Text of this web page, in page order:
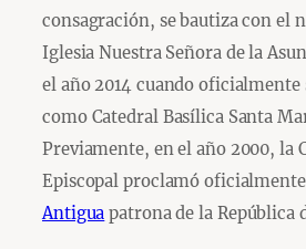
consagración, se bautiza con el
Iglesia Nuestra Señora de la
el año 2014 cuando oficialmente
como Catedral Basílica Santa
Previamente, en el año 2000, la
Episcopal proclamó
Antigua patrona de la República